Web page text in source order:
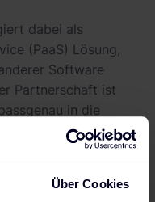
Über Cookies
dabei als
(PaaS) Lösung,
Software
Partnerschaft ist
in die
EVBox ergänzt die